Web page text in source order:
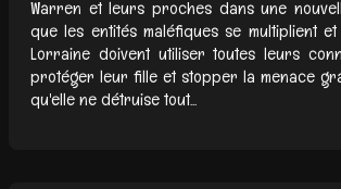
Warren et leurs proches dans une
que les entités maléfiques se multiplient
Lorraine doivent utiliser toutes leurs
protéger leur fille et stopper la menace
qu'elle ne détruise tout...